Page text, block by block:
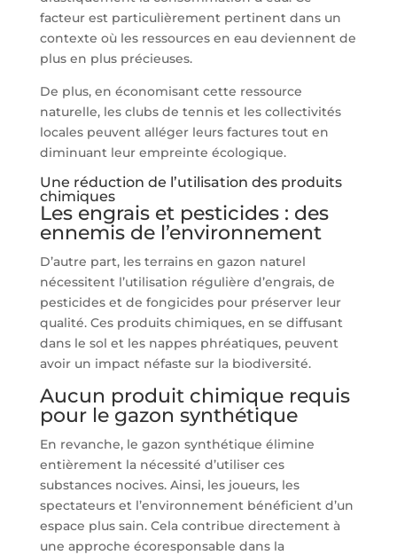
facteur est particulièrement pertinent dans un
contexte où les ressources en eau deviennent de
plus en plus précieuses.
De plus, en économisant cette ressource
naturelle, les clubs de tennis et les collectivités
locales peuvent alléger leurs factures tout en
diminuant leur empreinte écologique.
Une réduction de l’utilisation des produits
chimiques
Les engrais et pesticides : des
ennemis de l’environnement
D’autre part, les terrains en gazon naturel
nécessitent l’utilisation régulière d’engrais, de
pesticides et de fongicides pour préserver leur
qualité. Ces produits chimiques, en se diffusant
dans le sol et les nappes phréatiques, peuvent
avoir un impact néfaste sur la biodiversité.
Aucun produit chimique requis
pour le gazon synthétique
En revanche, le gazon synthétique élimine
entièrement la nécessité d’utiliser ces
substances nocives. Ainsi, les joueurs, les
spectateurs et l’environnement bénéficient d’un
espace plus sain. Cela contribue directement à
une approche écoresponsable dans la